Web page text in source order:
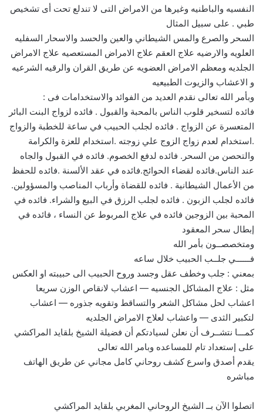
النفسيه والباطنيه وغيرها من الامراض التى لا تندلع تحت أى تشخيص
طبي . على سبيل المثال
السحر والصرع والمس الشيطاني والعين والحسد والاسحار السفليه
العلويه والارضيه علاج العقم علاج الامراض المستعصيه علاج الامراض
الجلديه ومعظم الامراض العضويه عن طريق القران والرقيه الشرعيه
و الاعشاب والزيوت الطبيعيه
وبأمر الله تعالى نقدم العديد من الفوائد والاستخدامات فى :
فائده لتسخير قلوب الناس بالمحبة والقبول . فائده لزواج البنت البائر
المتعسرة عن الزواج . فائده لجلب الحبيب في ساعة للخطبة والزواج
.استخدام لعدم زواج الزوج علي زوجته .استخدام للعزة والكرامة
والتحصن من السحر. فائده لدفع الخصوم. فائده في القبول والجاه
عند الناس.فائده لقضاء الحوائج.فائده في عقد الألسنة .فائده للحفظ
من الأعمال الشيطانية . فائده للقضاة وأرباب المناصب والمسؤولين.
فائده لجلب الزبون . فائده لجلب الرزق في البيع والشراء. فائده في
المحبة بين الزوجين فائده في علاج المربوط عن النساء ، فائده في
إبطال سحر المعقود
ومتخصصــون بأمر الله
فــــــي جلــب الحبيب خلال ساعه
بمعني : جلب وخطف عقل وجسد وروح الحبيب الى حبيبته او العكس
مثل : علاج المشاكل الجنسيه — اعشاب لانقاص الوزن سريعا
اعشاب لحل مشاكل الشعر والتساقط وتقويه جذوره — اعشاب
لتكبير الثدى — واعشاب لعلاج الامراض الجلديه
كمـــا نتشــرف أن نعلن لسيادتكم أن فضيلة الشيخ بلقايد المراكشي
على إستعداد تام للمساعده وبامر الله تعالى
يقدم أصدق واسرع كشف روحاني كامل مجاني عن طريق الهاتف
مباشره
اتصلوا الآن بــ الشيخ الروحاني المغربي بلقايد المراكشي